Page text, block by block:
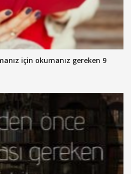
için okumanız gereken 9